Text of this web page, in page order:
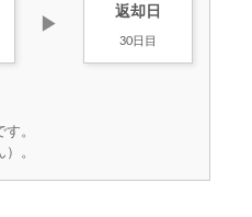
▶
返却日
30日目
。
。